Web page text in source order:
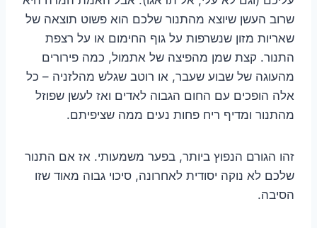
שרוב העשן שיוצא מהתנור שלכם הוא פשוט תוצאה של
שאריות מזון שנשרפות על גוף החימום או על רצפת
התנור. קצת שמן מהפיצה של אתמול, כמה פירורים
מהעוגה של שבוע שעבר, או רוטב שגלש מהלזניה – כל
אלה הופכים עם החום הגבוה לאדים ואז לעשן שפוזל
מהתנור ומדיף ריח פחות נעים ממה שציפיתם.
זהו הגורם הנפוץ ביותר, בפער משמעותי. אז אם התנור
שלכם לא נוקה יסודית לאחרונה, סיכוי גבוה מאוד שזו
הסיבה.